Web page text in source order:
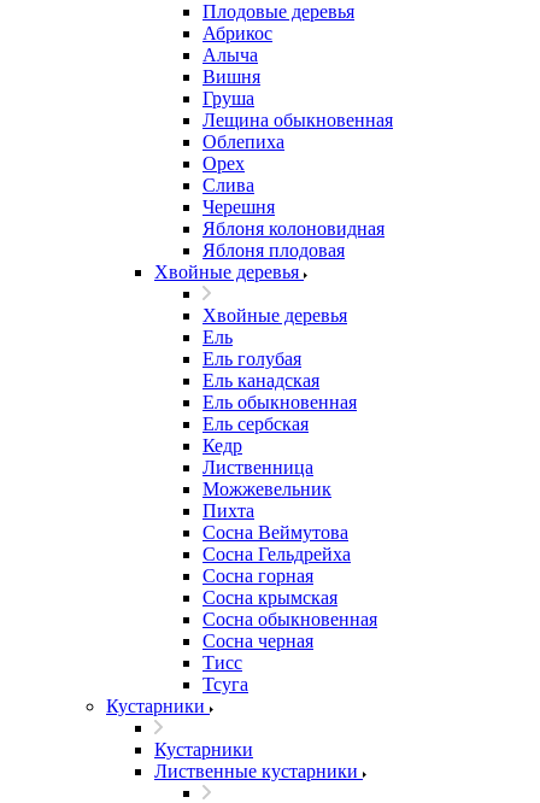
Плодовые деревья
Абрикос
Алыча
Вишня
Груша
Лещина обыкновенная
Облепиха
Орех
Слива
Черешня
Яблоня колоновидная
Яблоня плодовая
Хвойные деревья
Хвойные деревья
Ель
Ель голубая
Ель канадская
Ель обыкновенная
Ель сербская
Кедр
Лиственница
Можжевельник
Пихта
Сосна Веймутова
Сосна Гельдрейха
Сосна горная
Сосна крымская
Сосна обыкновенная
Сосна черная
Тисс
Тсуга
Кустарники
Кустарники
Лиственные кустарники